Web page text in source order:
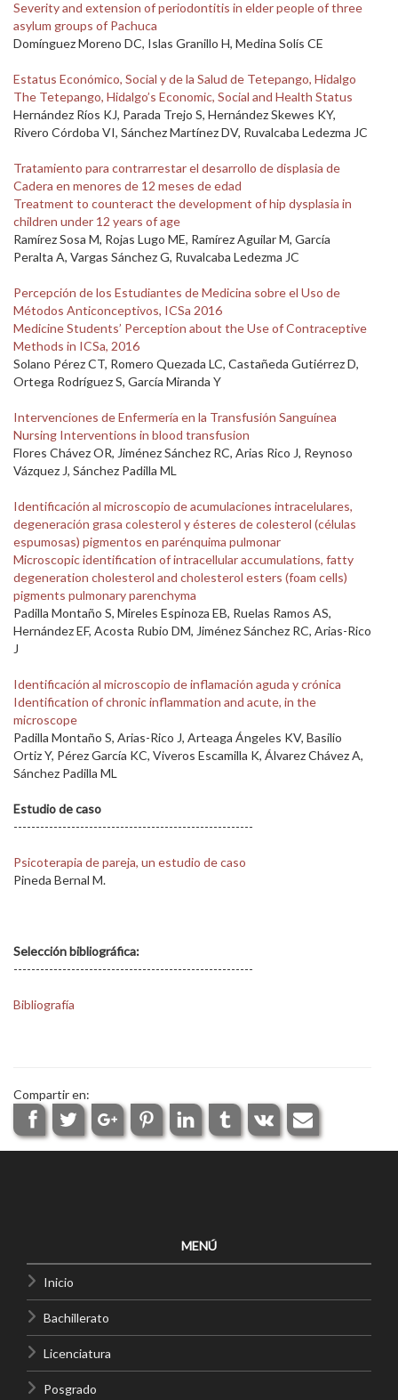
Severity and extension of periodontitis in elder people of three
asylum groups of Pachuca
Domínguez Moreno DC, Islas Granillo H, Medina Solís CE
Estatus Económico, Social y de la Salud de Tetepango, Hidalgo
The Tetepango, Hidalgo’s Economic, Social and Health Status
Hernández Ríos KJ, Parada Trejo S, Hernández Skewes KY,
Rivero Córdoba VI, Sánchez Martínez DV, Ruvalcaba Ledezma JC
Tratamiento para contrarrestar el desarrollo de displasia de
Cadera en menores de 12 meses de edad
Treatment to counteract the development of hip dysplasia in
children under 12 years of age
Ramírez Sosa M, Rojas Lugo ME, Ramírez Aguilar M, García
Peralta A, Vargas Sánchez G, Ruvalcaba Ledezma JC
Percepción de los Estudiantes de Medicina sobre el Uso de
Métodos Anticonceptivos, ICSa 2016
Medicine Students’ Perception about the Use of Contraceptive
Methods in ICSa, 2016
Solano Pérez CT, Romero Quezada LC, Castañeda Gutiérrez D,
Ortega Rodríguez S, García Miranda Y
Intervenciones de Enfermería en la Transfusión Sanguínea
Nursing Interventions in blood transfusion
Flores Chávez OR, Jiménez Sánchez RC, Arias Rico J, Reynoso
Vázquez J, Sánchez Padilla ML
Identificación al microscopio de acumulaciones intracelulares,
degeneración grasa colesterol y ésteres de colesterol (células
espumosas) pigmentos en parénquima pulmonar
Microscopic identification of intracellular accumulations, fatty
degeneration cholesterol and cholesterol esters (foam cells)
pigments pulmonary parenchyma
Padilla Montaño S, Mireles Espinoza EB, Ruelas Ramos AS,
Hernández EF, Acosta Rubio DM, Jiménez Sánchez RC, Arias-Rico
J
Identificación al microscopio de inflamación aguda y crónica
Identification of chronic inflammation and acute, in the
microscope
Padilla Montaño S, Arias-Rico J, Arteaga Ángeles KV, Basilio
Ortiz Y, Pérez García KC, Viveros Escamilla K, Álvarez Chávez A,
Sánchez Padilla ML
Estudio de caso
------------------------------------------------------
Psicoterapia de pareja, un estudio de caso
Pineda Bernal M.
Selección bibliográfica:
------------------------------------------------------
Bibliografía
Compartir en:
MENÚ
Inicio
Bachillerato
Licenciatura
Posgrado